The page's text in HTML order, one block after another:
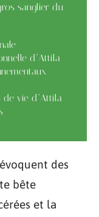
sanglier du
d’Attila
de vie d’Attila
des
bête
et la